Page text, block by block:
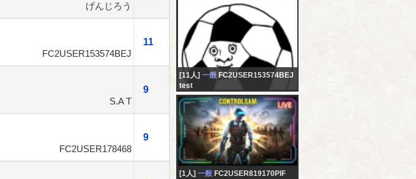
げんじろう
11
FC2USER153574BEJ
9
S.A T
9
FC2USER178468
[11人] 一般 FC2USER153574BEJ
test
[1人] 一般 FC2USER819170PIF